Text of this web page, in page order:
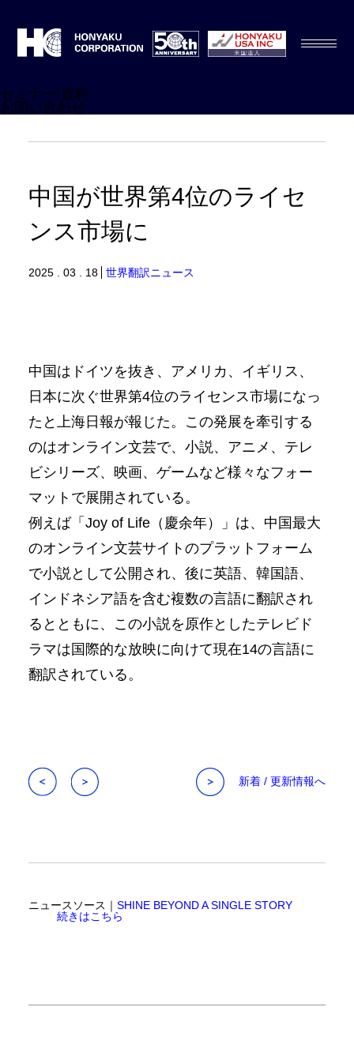
セミナー/資料
お問い合わせ
中国が世界第4位のライセ
ンス市場に
2025 . 03 . 18 世界翻訳ニュース
中国はドイツを抜き、アメリカ、イギリス、
日本に次ぐ世界第4位のライセンス市場になっ
たと上海日報が報じた。この発展を牽引する
のはオンライン文芸で、小説、アニメ、テレ
ビシリーズ、映画、ゲームなど様々なフォー
マットで展開されている。
例えば「Joy of Life（慶余年）」は、中国最大
のオンライン文芸サイトのプラットフォーム
で小説として公開され、後に英語、韓国語、
インドネシア語を含む複数の言語に翻訳され
るとともに、この小説を原作としたテレビド
ラマは国際的な放映に向けて現在14の言語に
翻訳されている。
新着 / 更新情報へ
ニュースソース｜ SHINE BEYOND A SINGLE STORY
続きはこちら